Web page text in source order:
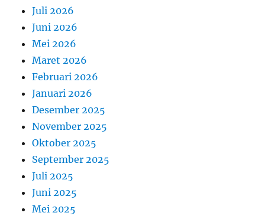
Juli 2026
Juni 2026
Mei 2026
Maret 2026
Februari 2026
Januari 2026
Desember 2025
November 2025
Oktober 2025
September 2025
Juli 2025
Juni 2025
Mei 2025